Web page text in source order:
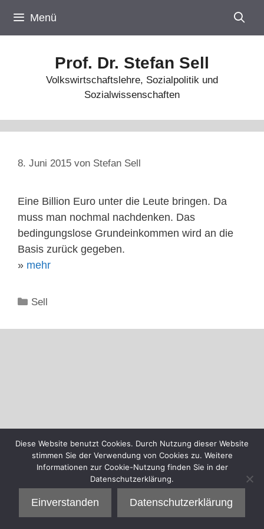
Inhalt
springen
Menü
Prof. Dr. Stefan Sell
Volkswirtschaftslehre, Sozialpolitik und
Sozialwissenschaften
8. Juni 2015 von Stefan Sell
Eine Billion Euro unter die Leute bringen. Da
muss man nochmal nachdenken. Das
bedingungslose Grundeinkommen wird an die
Basis zurück gegeben.
» mehr
Kategorien
Sell
Diese Website benutzt Cookies. Durch Nutzung dieser Website
stimmen Sie der Verwendung von Cookies zu. Weitere
Informationen zur Cookie-Nutzung finden Sie in der
Datenschutzerklärung.
Einverstanden Datenschutzerklärung